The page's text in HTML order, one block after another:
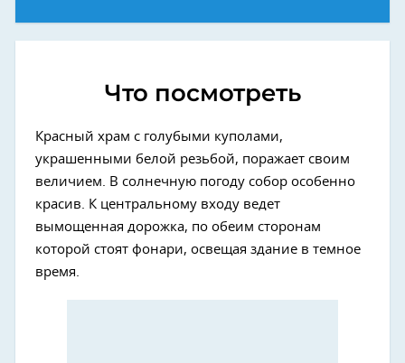
Что посмотреть
Красный храм с голубыми куполами,
украшенными белой резьбой, поражает своим
величием. В солнечную погоду собор особенно
красив. К центральному входу ведет
вымощенная дорожка, по обеим сторонам
которой стоят фонари, освещая здание в темное
время.